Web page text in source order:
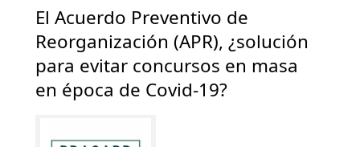
El Acuerdo Preventivo de
Reorganización (APR), ¿solución
para evitar concursos en masa
en época de Covid-19?